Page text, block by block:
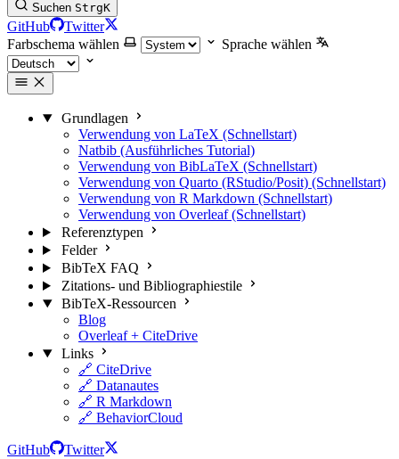
Suchen StrgK
GitHub
Twitter
Farbschema wählen
Sprache wählen
Grundlagen
Verwendung von LaTeX (Schnellstart)
Natbib (Ausführliches Tutorial)
Verwendung von BibLaTeX (Schnellstart)
Verwendung von Quarto (RStudio/Posit) (Schnellstart)
Verwendung von R Markdown (Schnellstart)
Verwendung von Overleaf (Schnellstart)
Referenztypen
Felder
BibTeX FAQ
Zitations- und Bibliographiestile
BibTeX-Ressourcen
Blog
Overleaf + CiteDrive
Links
🔗 CiteDrive
🔗 Datanautes
🔗 R Markdown
🔗 BehaviorCloud
GitHub
Twitter